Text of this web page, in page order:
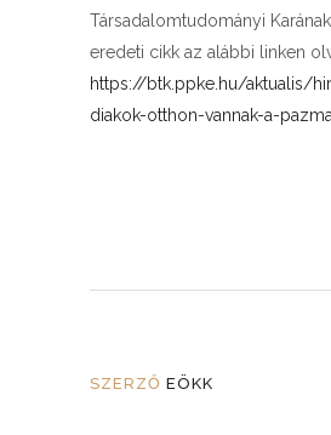
Társadalomtudományi
eredeti cikk az alábbi linken
https://btk.ppke.hu/aktualis/
diakok-otthon-vannak-a-
SZERZŐ EÖKK